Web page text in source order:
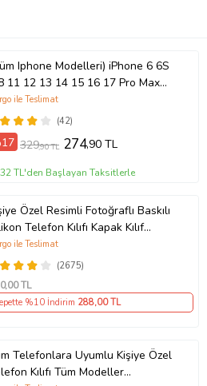
Iphone Modelleri) iPhone 6 6S
11 12 13 14 15 16 17 Pro Max
Kişiye Özel Resimli
Kılıf(42)
ile Teslimat
329,90 TL 274,90 TL
TL'den Başlayan Taksitlerle
Özel Resimli Fotoğraflı Baskılı
Telefon Kılıfı Kapak Kılıf
Modelleri Açıklamada)
(2675)
ile Teslimat
,00 TL
%10 İndirim 288,00 TL
Telefonlara Uyumlu Kişiye Özel
Kılıfı Tüm Modeller